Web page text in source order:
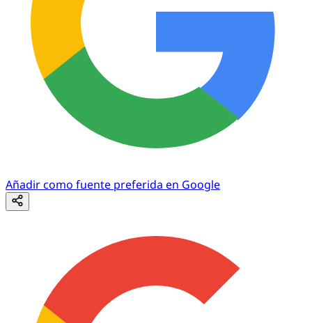
Añadir como fuente preferida en Google